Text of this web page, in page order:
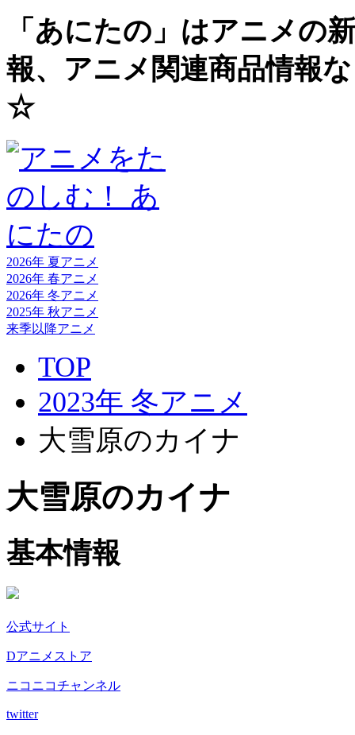
「あにたの」はアニメの
報、アニメ関連商品情報
☆
2026年 夏アニメ
2026年 春アニメ
2026年 冬アニメ
2025年 秋アニメ
来季以降アニメ
TOP
2023年 冬アニメ
大雪原のカイナ
大雪原のカイナ
基本情報
公式サイト
Dアニメストア
ニコニコチャンネル
twitter